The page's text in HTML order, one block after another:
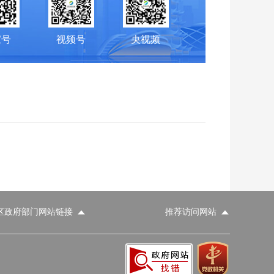
视频号 央视频
政府部门网站链接 推荐访问网站
工业和信息化部